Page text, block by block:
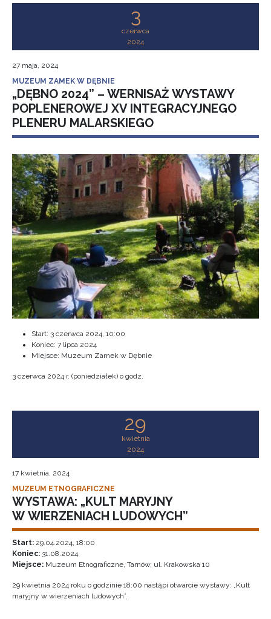
3
czerwca
2024
27 maja, 2024
MUZEUM ZAMEK W DĘBNIE
„DĘBNO 2024” – WERNISAŻ WYSTAWY
POPLENEROWEJ XV INTEGRACYJNEGO
PLENERU MALARSKIEGO
Start: 3 czerwca 2024, 10:00
Koniec: 7 lipca 2024
Miejsce: Muzeum Zamek w Dębnie
3 czerwca 2024 r. (poniedziałek) o godz.
29
kwietnia
2024
17 kwietnia, 2024
MUZEUM ETNOGRAFICZNE
WYSTAWA: „KULT MARYJNY
W WIERZENIACH LUDOWYCH”
Start: 29.04.2024, 18:00
Koniec: 31.08.2024
Miejsce: Muzeum Etnograficzne, Tarnów, ul. Krakowska 10
29 kwietnia 2024 roku o godzinie 18:00 nastąpi otwarcie wystawy: „Kult
maryjny w wierzeniach ludowych”.